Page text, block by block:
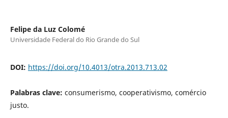
Felipe da Luz Colomé
Universidade Federal do Rio Grande do Sul
DOI: https://doi.org/10.4013/otra.2013.713.02
Palabras clave: consumerismo, cooperativismo, comércio
justo.